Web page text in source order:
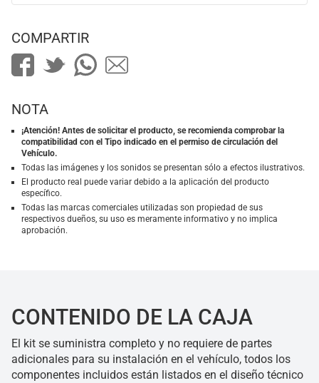
COMPARTIR
NOTA
¡Atención! Antes de solicitar el producto, se recomienda comprobar la
compatibilidad con el Tipo indicado en el permiso de circulación del
Vehículo.
Todas las imágenes y los sonidos se presentan sólo a efectos ilustrativos.
El producto real puede variar debido a la aplicación del producto
específico.
Todas las marcas comerciales utilizadas son propiedad de sus
respectivos dueños, su uso es meramente informativo y no implica
aprobación.
CONTENIDO DE LA CAJA
El kit se suministra completo y no requiere de partes
adicionales para su instalación en el vehículo, todos los
componentes incluidos están listados en el diseño técnico